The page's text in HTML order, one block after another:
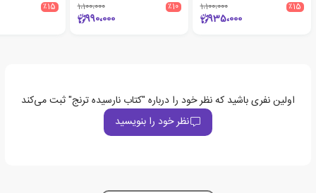
٪15 1،100،000
935،000
٪10 1،100،000
990،000
٪15
اولین نفری باشید که نظر خود را درباره "کتاب نارسیده ترنج" ثبت می‌کند
نظر خود را بنویسید